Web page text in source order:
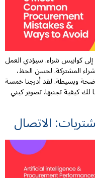
كوابيس شراء. سيؤدي العمل
المشتركة. لحسن الحظ،
وبسيطة. لقد أدرجنا خمسة
كيفية تجنبها. تصوير كيني
الاتصال